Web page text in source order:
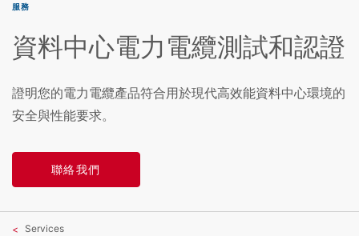
服務
資料中心電力電纜測試和認證
證明您的電力電纜產品符合用於現代高效能資料中心環境的
安全與性能要求。
聯絡我們
Services